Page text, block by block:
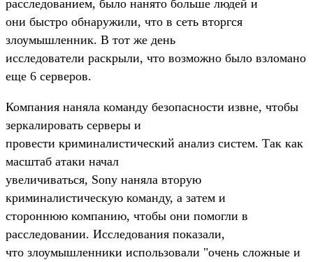
расследованием, было нанято больше людей и
они быстро обнаружили, что в сеть вторгся
злоумышленник. В тот же день
исследователи раскрыли, что возможно было взломано
еще 6 серверов.
Компания наняла команду безопасности извне, чтобы
зеркалировать серверы и
провести криминалистический анализ систем. Так как
масштаб атаки начал
увеличиваться, Sony наняла вторую
криминалистическую команду, а затем и
стороннюю компанию, чтобы они помогли в
расследовании. Исследования показали,
что злоумышленники использовали "очень сложные и